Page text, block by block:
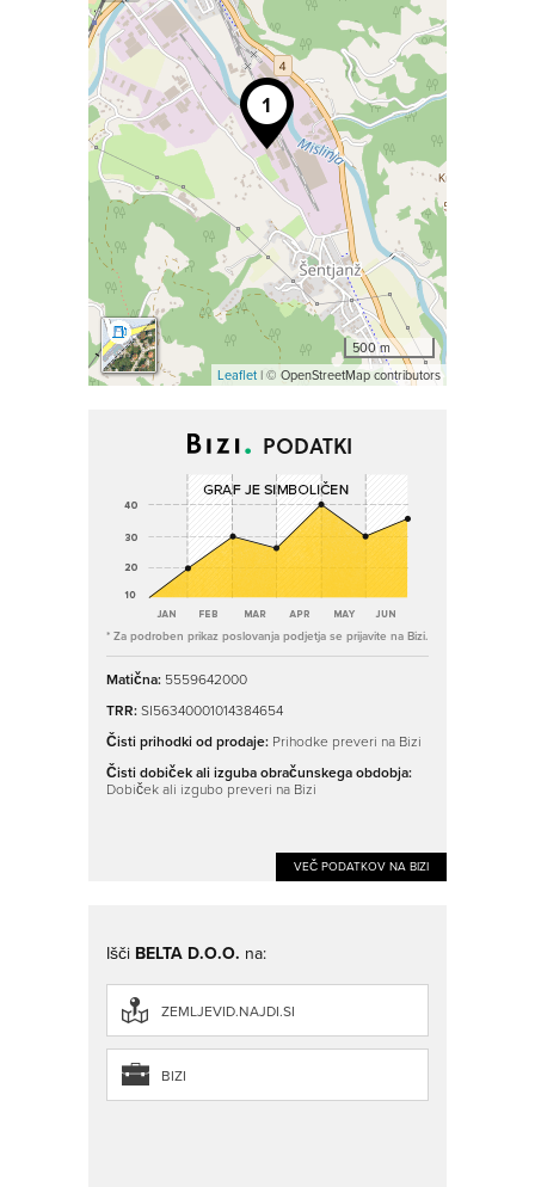
500 m
Leaflet| © OpenStreetMap contributors
PODATKI
* Za podroben prikaz poslovanja podjetja se prijavite na Bizi.
Matična: 5559642000
TRR:SI56340001014384654
Čisti prihodki od prodaje: Prihodke preveri na Bizi
Čisti dobiček ali izguba obračunskega obdobja:
Dobiček ali izgubo preveri na Bizi
VEČ PODATKOV NA BIZI
Išči BELTA D.O.O. na:
ZEMLJEVID.NAJDI.SI
BIZI